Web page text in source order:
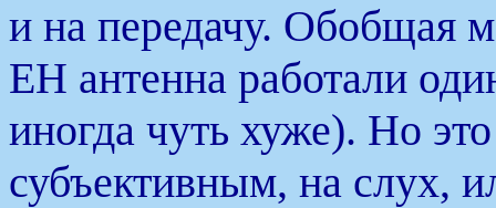
и на передачу. Обобщая
ЕН антенна работали
иногда чуть хуже). Но
субъективным, на слух,